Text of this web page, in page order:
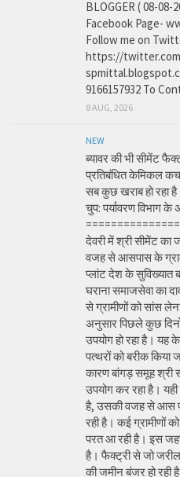
BLOGGER ( 08-
Facebook Page-
Follow me on
https://
9166157932 To
8 AUG, 2026
NEW
ब्यावर की भी सीमेंट
प्रतिबंधित केमिकल
सब कुछ खराब हो रहा
चुप: पर्यावरण विभाग के
देवरी में श्री सीमेंट का
वजह से आसपास के
प्लांट देश के सुविख्यात
घराना समाजसेवा का
से ग्रामीणों को सांस
अनुसार पिछले कुछ
उपयोग हो रहा है।
पत्थरों को बरीक
कारण बांगड़ समूह श्री
उपयोग कर रहा है।
है, उसकी वजह से आस
रही है। कई ग्रामीणों
परत आ रही है। इस
है। फैक्ट्री से जो
की जमीन बंजर हो